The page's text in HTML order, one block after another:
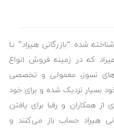
هایی که با روغن های
شده “بازرگانی هیراد” بـا
که در زمینه فروش انواع
نسوز، معمولی و تخصصی
بسیار نزدیک شده و برای خود
همکاران و رقبا برای یافتن
هیراد حساب باز می‌کنند و